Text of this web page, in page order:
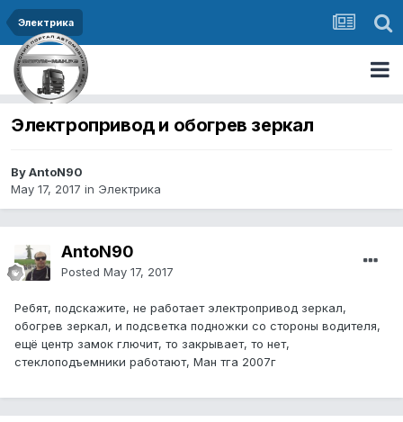
Электрика
Электропривод и обогрев зеркал
By AntoN90
May 17, 2017 in Электрика
AntoN90
Posted May 17, 2017
Ребят, подскажите, не работает электропривод зеркал,
обогрев зеркал, и подсветка подножки со стороны водителя,
ещё центр замок глючит, то закрывает, то нет,
стеклоподъемники работают, Ман тга 2007г